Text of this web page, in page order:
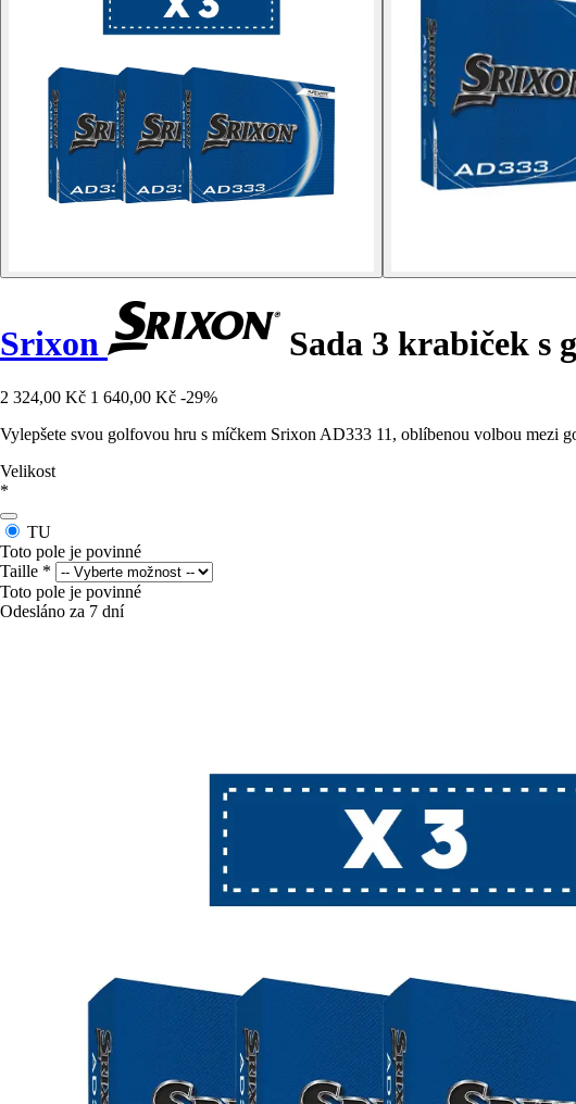
Srixon Sada 3 krabiček s
2 324,00 Kč 1 640,00 Kč -29%
Vylepšete svou golfovou hru s míčkem Srixon AD333 11, oblíbenou volbou mezi
Velikost
*
TU
Toto pole je povinné
Taille *
Toto pole je povinné
Odesláno za 7 dní